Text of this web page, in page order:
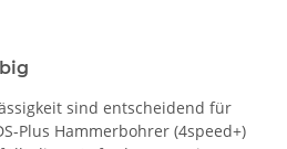
sind entscheidend für
Plus Hammerbohrer (4speed+)